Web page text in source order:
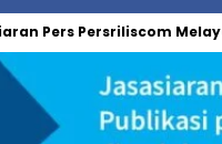
Persriliscom Melayani